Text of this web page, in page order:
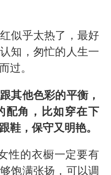
似乎太热了，最好
知，匆忙的人生一
过。
其他色彩的平衡，
配角，比如穿在下
鞋，保守又明艳。
性的衣橱一定要有
饱满张扬，可以调